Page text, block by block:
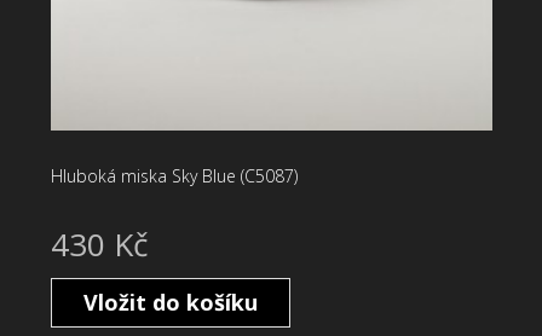
Hluboká miska Sky Blue (C5087)
430 Kč
Vložit do košíku